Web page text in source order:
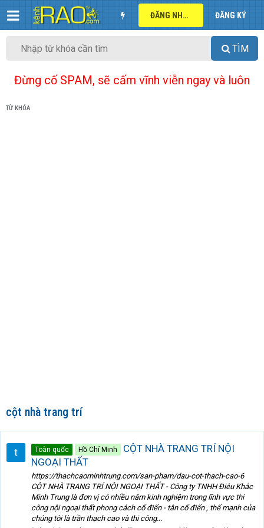
ĐĂNG NHẬP ĐĂNG KÝ
TÌM
Đừng cố SPAM, sẽ cấm vĩnh viễn ngay và luôn
TỪ KHÓA
cột nhà trang trí
Toàn quốc Hồ Chí Minh
CỘT NHÀ TRANG TRÍ NỘI
NGOẠI THẤT
https://thachcaominhtrung.com/san-pham/dau-cot-thach-cao-6
CỘT NHÀ TRANG TRÍ NỘI NGOẠI THẤT - Công ty TNHH Điêu Khắc
Minh Trung là đơn vị có nhiều năm kinh nghiệm trong lĩnh vực thi
công nội ngoại thất phong cách cổ điển - tân cổ điển , thế mạnh của
chúng tôi là trần thạch cao và thi công...